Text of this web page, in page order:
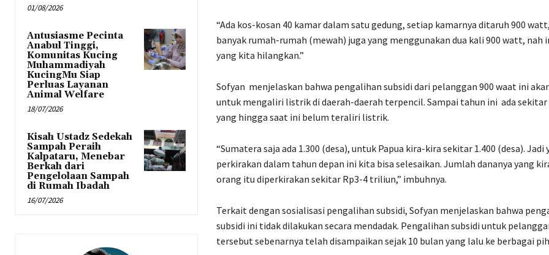
01/08/2026
Antusiasme Pecinta
Anabul Tinggi,
Komunitas Kucing
Muhammadiyah
KucingMu Siap
Perluas Layanan
Animal Welfare
18/07/2026
Kisah Ustadz Sedekah
Sampah Peraih
Kalpataru, Menebar
Berkah dari
Pengelolaan Sampah
di Rumah Ibadah
16/07/2026
“Ada kos-kosan 40 kamar dalam satu gedung, setiap kamarnya ditaruh 900
banyak rumah-rumah (mewah) juga yang menggunakan dua kali 900 watt, nah
yang kita hilangkan.”
Sofyan menjelaskan bahwa pengalihan subsidi dari pelanggan 900 waat ini
untuk mengaliri listrik di daerah-daerah terpencil. Sampai tahun ini ada sekitar
yang hingga saat ini belum teraliri listrik.
“Sumatera saja ada 1.300 (desa), untuk Papua kira-kira sekitar 1.400 (desa). Jadi
perkirakan dalam tahun depan ini kita bisa selesaikan. Jumlah dananya yang
orang itu diperkirakan sekitar Rp3-4 triliun,” imbuhnya.
Terkait dengan sosialisasi pengalihan subsidi, Sofyan menjelaskan bahwa
subsidi ini tidak dilakukan secara mendadak. Pengalihan subsidi untuk
tersebut sebenarnya telah disampaikan sejak 10 bulan yang lalu ke berbagai